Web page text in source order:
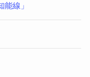
線」